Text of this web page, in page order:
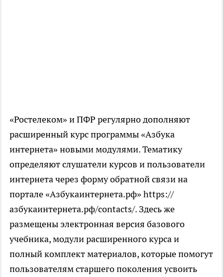
«Ростелеком» и ПФР регулярно дополняют
расширенный курс программы «Азбука
интернета» новыми модулями. Тематику
определяют слушатели курсов и пользователи
интернета через форму обратной связи на
портале «Азбукаинтернета.рф» https://
азбукаинтернета.рф/contacts/. Здесь же
размещены электронная версия базового
учебника, модули расширенного курса и
полный комплект материалов, которые помогут
пользователям старшего поколения усвоить